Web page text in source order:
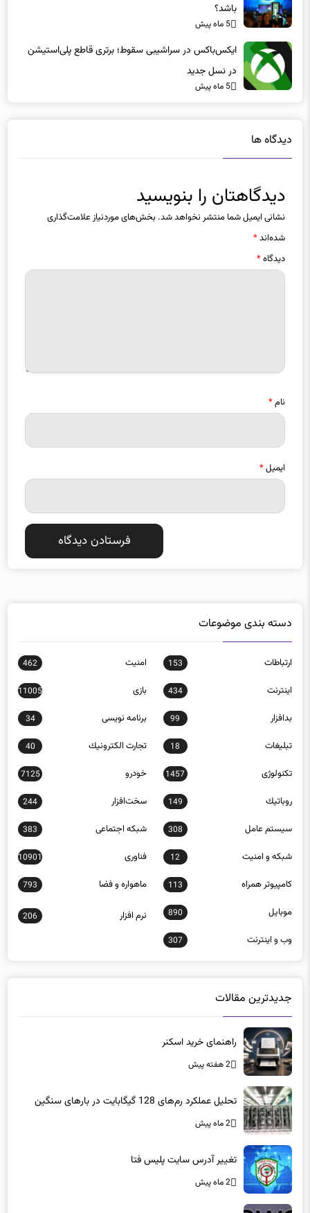
باشد؟
5 ماه پیش
ایکس‌باکس در سراشیبی سقوط؛ برتری قاطع پلی‌استیشن
در نسل جدید
5 ماه پیش
دیدگاه ها
دیدگاهتان را بنویسید
نشانی ایمیل شما منتشر نخواهد شد. بخش‌های موردنیاز علامت‌گذاری
شده‌اند*
دیدگاه*
نام*
ایمیل*
دسته بندی موضوعات
ارتباطات 153 امنيت 462
اينترنت 434 بازی 11005
بدافزار 99 برنامه نويسی 34
تبلیغات 18 تجارت الكترونيك 40
تکنولوژی 1457 خودرو 7125
روباتيك 149 سخت‌افزار 244
سيستم عامل 308 شبكه اجتماعی 383
شبكه و امنيت 12 فناوری 10901
كامپيوتر همراه 113 ماهواره و فضا 793
موبايل 890 نرم افزار 206
وب و اينترنت 307
جدیدترین مقالات
راهنمای خرید اسکنر
2 هفته پیش
تحلیل عملکرد رم‌های 128 گیگابایت در بارهای سنگین
2 ماه پیش
تغییر آدرس سایت پلیس فتا
2 ماه پیش